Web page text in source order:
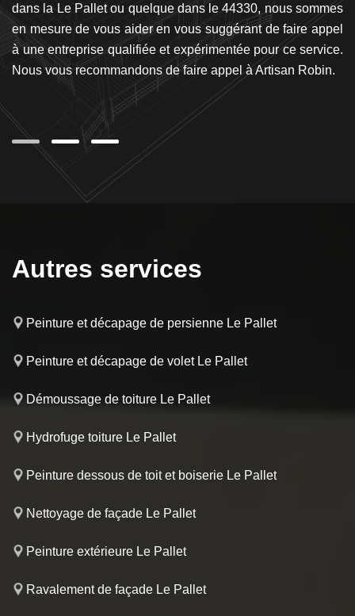
dans la Le Pallet ou quelque dans le 44330, nous sommes
en mesure de vous aider en vous suggérant de faire appel
à une entreprise qualifiée et expérimentée pour ce service.
Nous vous recommandons de faire appel à Artisan Robin.
Autres services
Peinture et décapage de persienne Le Pallet
Peinture et décapage de volet Le Pallet
Démoussage de toiture Le Pallet
Hydrofuge toiture Le Pallet
Peinture dessous de toit et boiserie Le Pallet
Nettoyage de façade Le Pallet
Peinture extérieure Le Pallet
Ravalement de façade Le Pallet